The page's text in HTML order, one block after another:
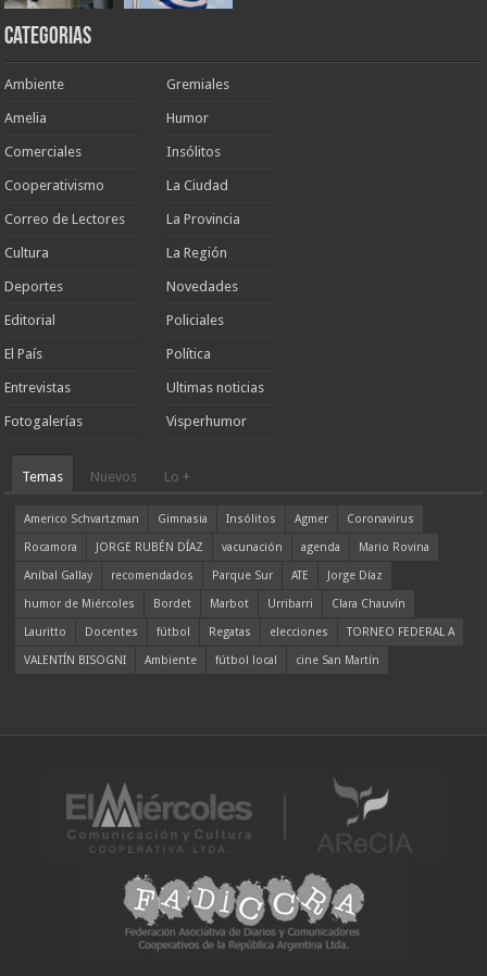
Categorias
Ambiente
Amelia
Comerciales
Cooperativismo
Correo de Lectores
Cultura
Deportes
Editorial
El País
Entrevistas
Fotogalerías
Gremiales
Humor
Insólitos
La Ciudad
La Provincia
La Región
Novedades
Policiales
Política
Ultimas noticias
Visperhumor
Temas Nuevos Lo +
Americo Schvartzman Gimnasia Insólitos Agmer
Coronavirus
Rocamora
JORGE RUBÉN DÍAZ vacunación agenda
Mario Rovina
Aníbal Gallay
recomendados Parque Sur ATE
Jorge Díaz
humor de Miércoles
Bordet Marbot Urribarri
Clara Chauvín
Lauritto
Docentes fútbol Regatas elecciones
TORNEO FEDERAL A
VALENTÍN BISOGNI
Ambiente fútbol local cine San Martín